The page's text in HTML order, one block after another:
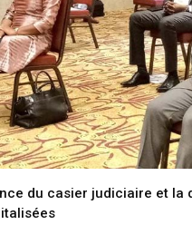
du casier judiciaire et la